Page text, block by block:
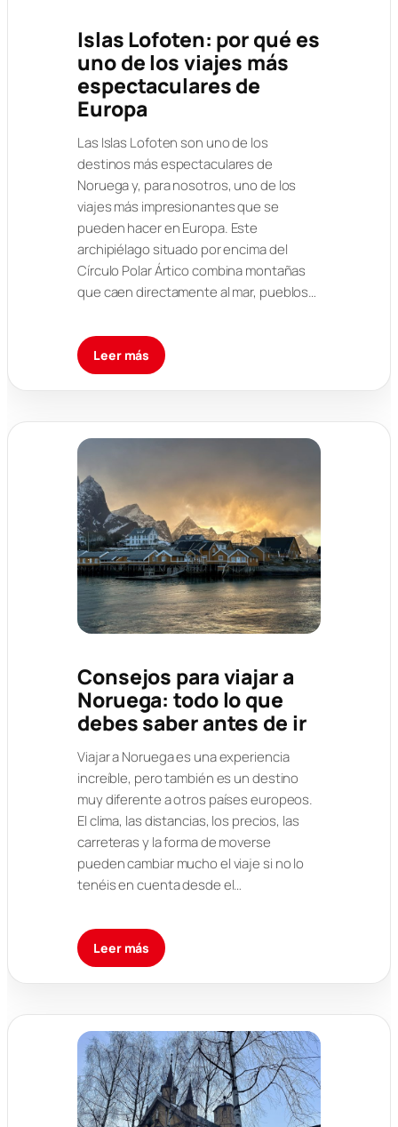
Islas Lofoten: por qué es
uno de los viajes más
espectaculares de
Europa
Las Islas Lofoten son uno de los
destinos más espectaculares de
Noruega y, para nosotros, uno de los
viajes más impresionantes que se
pueden hacer en Europa. Este
archipiélago situado por encima del
Círculo Polar Ártico combina montañas
que caen directamente al mar, pueblos…
Leer más
Consejos para viajar a
Noruega: todo lo que
debes saber antes de ir
Viajar a Noruega es una experiencia
increíble, pero también es un destino
muy diferente a otros países europeos.
El clima, las distancias, los precios, las
carreteras y la forma de moverse
pueden cambiar mucho el viaje si no lo
tenéis en cuenta desde el…
Leer más